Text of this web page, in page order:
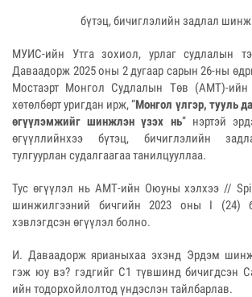
бүтэц, бичиглэлийн задлал
МУИС-ийн Утга зохиол, урлаг судлалын
Даваадорж 2025 оны 2 дугаар сарын 26-ны
Мостаэрт Монгол Судлалын Төв (АМТ)-ийн
хөтөлбөрт уригдан ирж, “Монгол үлгэр, тууль
өгүүлэмжийг шинжлэн үзэх нь” нэртэй
өгүүллийнхээ бүтэц, бичиглэлийн
тулгуурлан судалгаагаа танилцууллаа.
Тус өгүүлэл нь АМТ-ийн Оюуны хэлхээ //
шинжилгээний бичгийн 2023 оны I (24)
хэвлэгдсэн өгүүлэл болно.
И. Даваадорж ярианыхаа эхэнд Эрдэм
гэж юу вэ? гэдгийг С1 түвшинд бичигдсэн
ийн тодорхойлолтод үндэслэн тайлбарлав.